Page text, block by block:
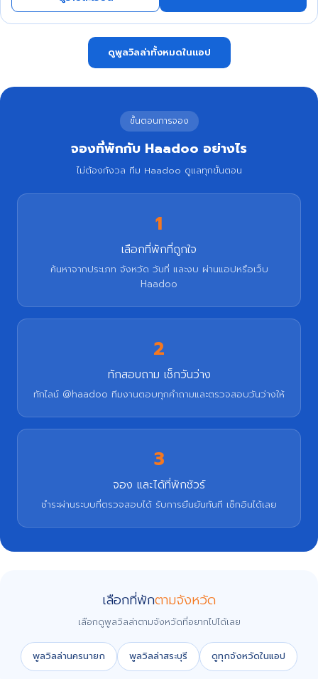
ดูพูลวิลล่าทั้งหมดในแอป
ขั้นตอนการจอง
จองที่พักกับ Haadoo อย่างไร
ไม่ต้องกังวล ทีม Haadoo ดูแลทุกขั้นตอน
1
เลือกที่พักที่ถูกใจ
ค้นหาจากประเภท จังหวัด วันที่ และงบ ผ่านแอปหรือเว็บ
Haadoo
2
ทักสอบถาม เช็กวันว่าง
ทักไลน์ @haadoo ทีมงานตอบทุกคำถามและตรวจสอบวันว่างให้
3
จอง และได้ที่พักชัวร์
ชำระผ่านระบบที่ตรวจสอบได้ รับการยืนยันทันที เช็กอินได้เลย
เลือกที่พักตามจังหวัด
เลือกดูพูลวิลล่าตามจังหวัดที่อยากไปได้เลย
พูลวิลล่านครนายก พูลวิลล่าสระบุรี ดูทุกจังหวัดในแอป